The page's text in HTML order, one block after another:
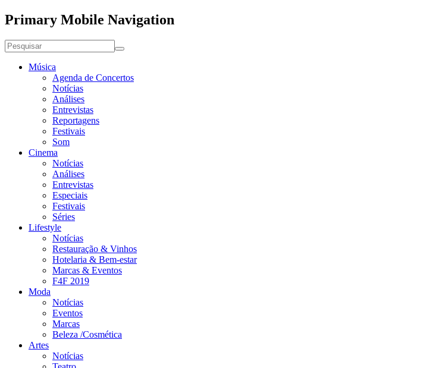
Primary Mobile Navigation
Música
Agenda de Concertos
Notícias
Análises
Entrevistas
Reportagens
Festivais
Som
Cinema
Notícias
Análises
Entrevistas
Especiais
Festivais
Séries
Lifestyle
Notícias
Restauração & Vinhos
Hotelaria & Bem-estar
Marcas & Eventos
F4F 2019
Moda
Notícias
Eventos
Marcas
Beleza /Cosmética
Artes
Notícias